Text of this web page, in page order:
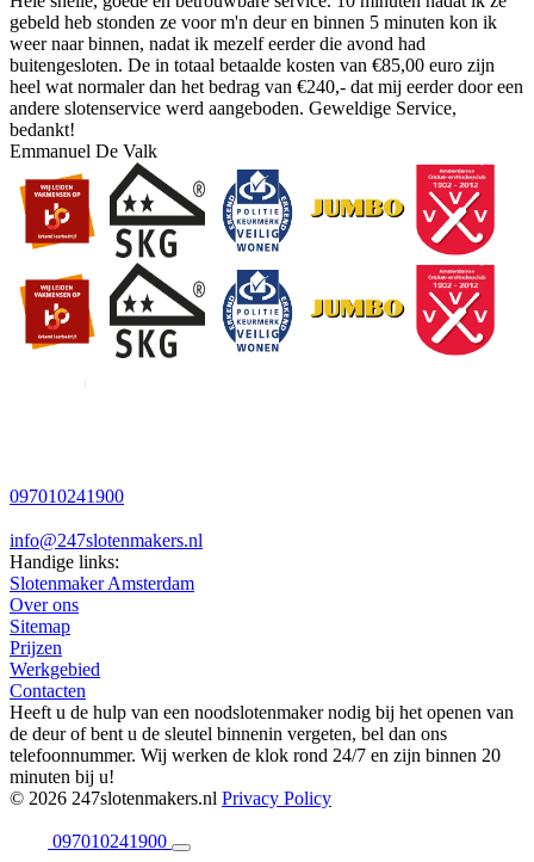
gebeld heb stonden ze voor m'n deur en binnen 5 minuten kon ik
weer naar binnen, nadat ik mezelf eerder die avond had
buitengesloten. De in totaal betaalde kosten van €85,00 euro zijn
heel wat normaler dan het bedrag van €240,- dat mij eerder door een
andere slotenservice werd aangeboden. Geweldige Service,
bedankt!
Emmanuel De Valk
097010241900
info@247slotenmakers.nl
Handige links:
Slotenmaker Amsterdam
Over ons
Sitemap
Prijzen
Werkgebied
Contacten
Heeft u de hulp van een noodslotenmaker nodig bij het openen van
de deur of bent u de sleutel binnenin vergeten, bel dan ons
telefoonnummer. Wij werken de klok rond 24/7 en zijn binnen 20
minuten bij u!
© 2026 247slotenmakers.nl Privacy Policy
097010241900